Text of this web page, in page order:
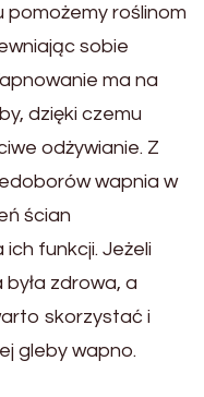
pomożemy roślinom
sobie
ma na
dzięki czemu
odżywianie. Z
wapnia w
ścian
funkcji. Jeżeli
zdrowa, a
skorzystać i
gleby wapno.